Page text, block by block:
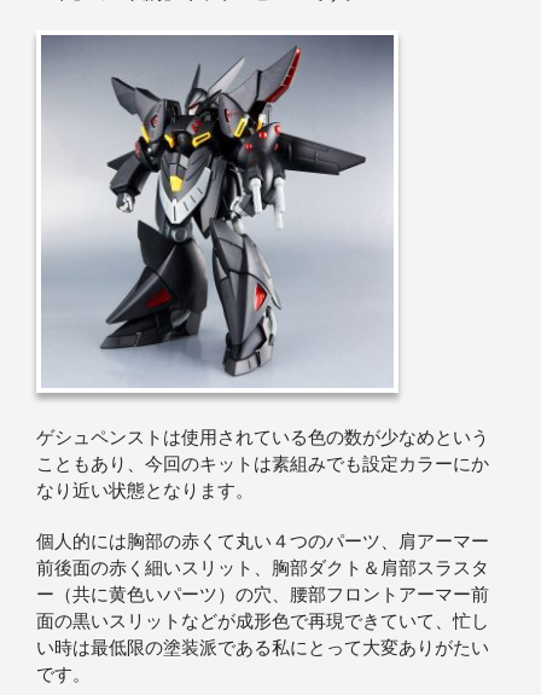
ゲシュペンストは使用されている色の数が少なめという
こともあり、今回のキットは素組みでも設定カラーにか
なり近い状態となります。
個人的には胸部の赤くて丸い４つのパーツ、肩アーマー
前後面の赤く細いスリット、胸部ダクト＆肩部スラスタ
ー（共に黄色いパーツ）の穴、腰部フロントアーマー前
面の黒いスリットなどが成形色で再現できていて、忙し
い時は最低限の塗装派である私にとって大変ありがたい
です。